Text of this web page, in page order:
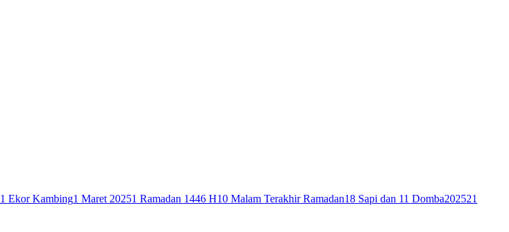
1 Ekor Kambing1 Maret 20251 Ramadan 1446 H10 Malam Terakhir Ramadan18 Sapi dan 11 Domba202521